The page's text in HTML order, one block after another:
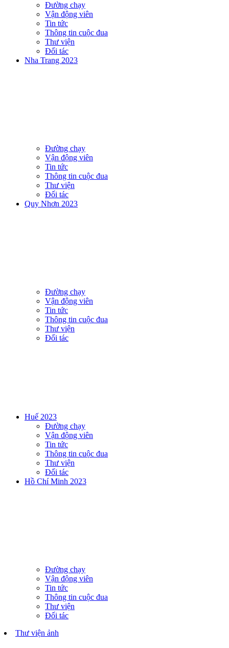
Đường chạy
Vận động viên
Tin tức
Thông tin cuộc đua
Thư viện
Đối tác
Nha Trang 2023
Đường chạy
Vận động viên
Tin tức
Thông tin cuộc đua
Thư viện
Đối tác
Quy Nhơn 2023
Đường chạy
Vận động viên
Tin tức
Thông tin cuộc đua
Thư viện
Đối tác
Huế 2023
Đường chạy
Vận động viên
Tin tức
Thông tin cuộc đua
Thư viện
Đối tác
Hồ Chí Minh 2023
Đường chạy
Vận động viên
Tin tức
Thông tin cuộc đua
Thư viện
Đối tác
Thư viện ảnh